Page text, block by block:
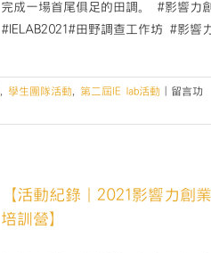
完成一場首尾俱足的田調。 #影響力
#IELAB2021#田野調查工作坊 #影響
,學生團隊活動 第二屆IE lab活動
在
響
家
留言功
【活動紀錄｜2021影響力創
培訓營】